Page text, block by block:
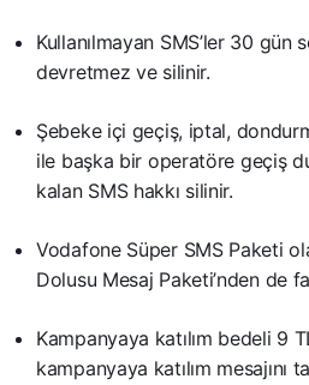
Kullanılmayan SMS’ler 30
devretmez ve silinir.
Şebeke içi geçiş, iptal,
ile başka bir operatöre geçiş
kalan SMS hakkı silinir.
Vodafone Süper SMS Paketi
Dolusu Mesaj Paketi’nden de
Kampanyaya katılım bedeli 9
kampanyaya katılım mesajını